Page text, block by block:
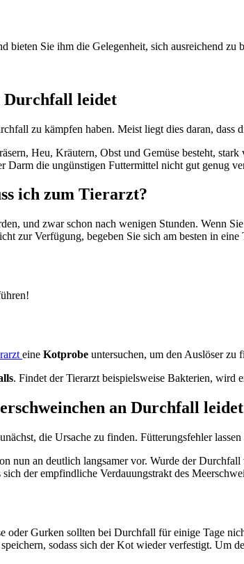
bieten Sie ihm die Gelegenheit, sich ausreichend
Durchfall leidet
zu kämpfen haben. Meist liegt dies daran, dass
Heu, Kräutern, Obst und Gemüse besteht,
die ungünstigen Futtermittel nicht gut genug
ich zum Tierarzt?
und zwar schon nach wenigen Stunden. Wenn
zur Verfügung, begeben Sie sich am besten in
eine Kotprobe untersuchen, um den Auslöser zu
. Findet der Tierarzt beispielsweise Bakterien, wird
an Durchfall leidet
die Ursache zu finden. Fütterungsfehler
nun an deutlich langsamer vor. Wurde der
der empfindliche Verdauungstrakt des
oder Gurken sollten bei Durchfall für einige Tage
sodass sich der Kot wieder verfestigt. Um